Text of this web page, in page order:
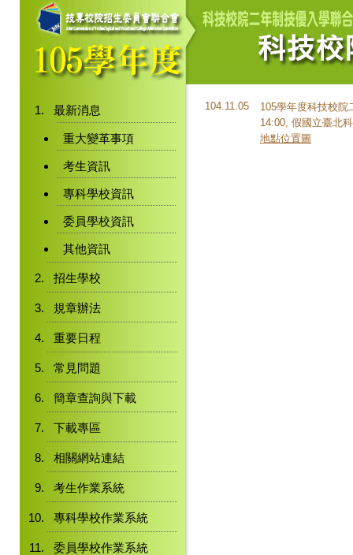
最新消息
重大變革事項
考生資訊
專科學校資訊
委員學校資訊
其他資訊
招生學校
規章辦法
重要日程
常見問題
簡章查詢與下載
下載專區
相關網站連結
考生作業系統
專科學校作業系統
委員學校作業系統
104.11.05
105學年度科技校院
14:00, 假國立臺北
地點位置圖